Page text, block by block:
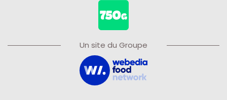
Un site du Groupe